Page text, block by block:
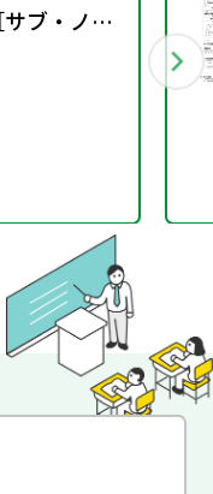
ブ・ノー